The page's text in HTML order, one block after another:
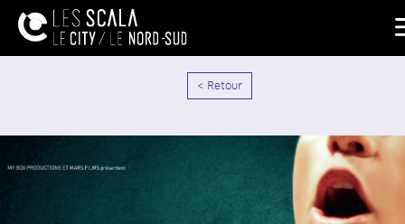
< Retour